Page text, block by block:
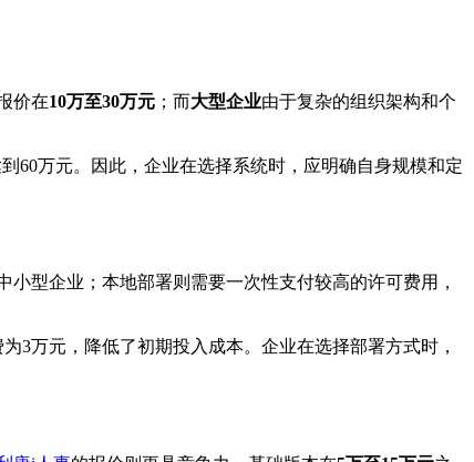
价在10万至30万元 ；而大型企业由于复杂的组织架构和个
60万元。因此，企业在选择系统时，应明确自身规模和定
小型企业；本地部署则需要一次性支付较高的许可费用，
3万元，降低了初期投入成本。企业在选择部署方式时，